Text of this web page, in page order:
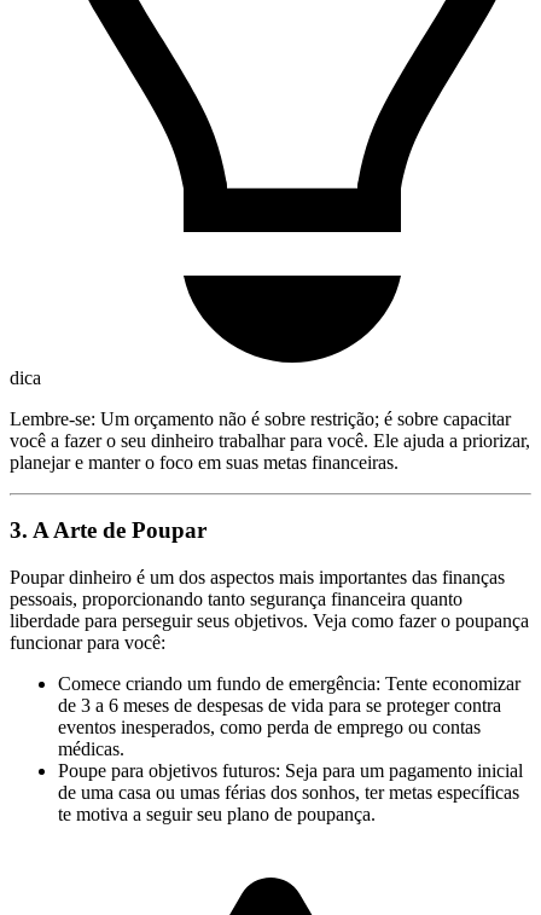
dica
Lembre-se: Um orçamento não é sobre restrição; é sobre capacitar
você a fazer o seu dinheiro trabalhar para você. Ele ajuda a priorizar,
planejar e manter o foco em suas metas financeiras.
3. A Arte de Poupar
Poupar dinheiro é um dos aspectos mais importantes das finanças
pessoais, proporcionando tanto segurança financeira quanto
liberdade para perseguir seus objetivos. Veja como fazer o poupança
funcionar para você:
Comece criando um fundo de emergência: Tente economizar
de 3 a 6 meses de despesas de vida para se proteger contra
eventos inesperados, como perda de emprego ou contas
médicas.
Poupe para objetivos futuros: Seja para um pagamento inicial
de uma casa ou umas férias dos sonhos, ter metas específicas
te motiva a seguir seu plano de poupança.